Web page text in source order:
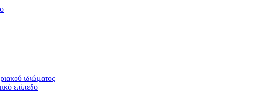
ιδιώματος
επίπεδο